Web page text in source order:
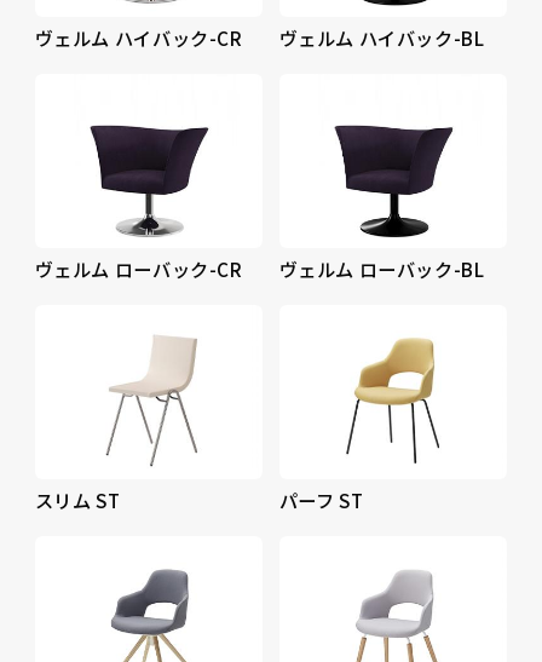
ヴェルム ハイバック-CR ヴェルム ハイバック-BL
ヴェルム ローバック-CR ヴェルム ローバック-BL
スリム ST パーフ ST